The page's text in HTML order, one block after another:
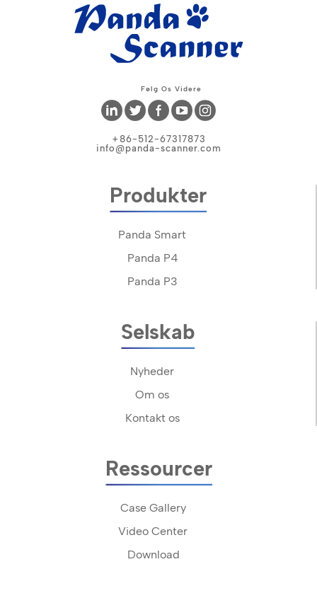
Følg Os Videre
+86-512-67317873
info@panda-scanner.com
Produkter
Panda Smart
Panda P4
Panda P3
Selskab
Nyheder
Om os
Kontakt os
Ressourcer
Case Gallery
Video Center
Download